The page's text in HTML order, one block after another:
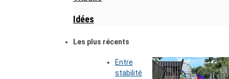
Idées
Les plus récents
Entre
stabilité